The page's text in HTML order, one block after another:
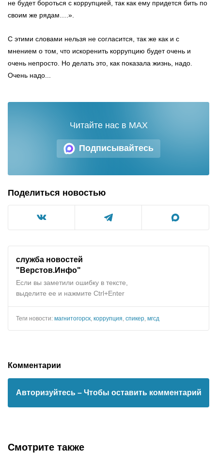
не будет бороться с коррупцией, так как ему придется бить по
своим же рядам….».
С этими словами нельзя не согласится, так же как и с
мнением о том, что искоренить коррупцию будет очень и
очень непросто. Но делать это, как показала жизнь, надо.
Очень надо...
Подписывайтесь
Читайте нас в MAX
Поделиться новостью
служба новостей
"Верстов.Инфо"
Если вы заметили ошибку в тексте,
выделите ее и нажмите Ctrl+Enter
Теги новости: магнитогорск коррупция спикер мгсд
Комментарии
Авторизуйтесь – Чтобы оставить комментарий
Смотрите также